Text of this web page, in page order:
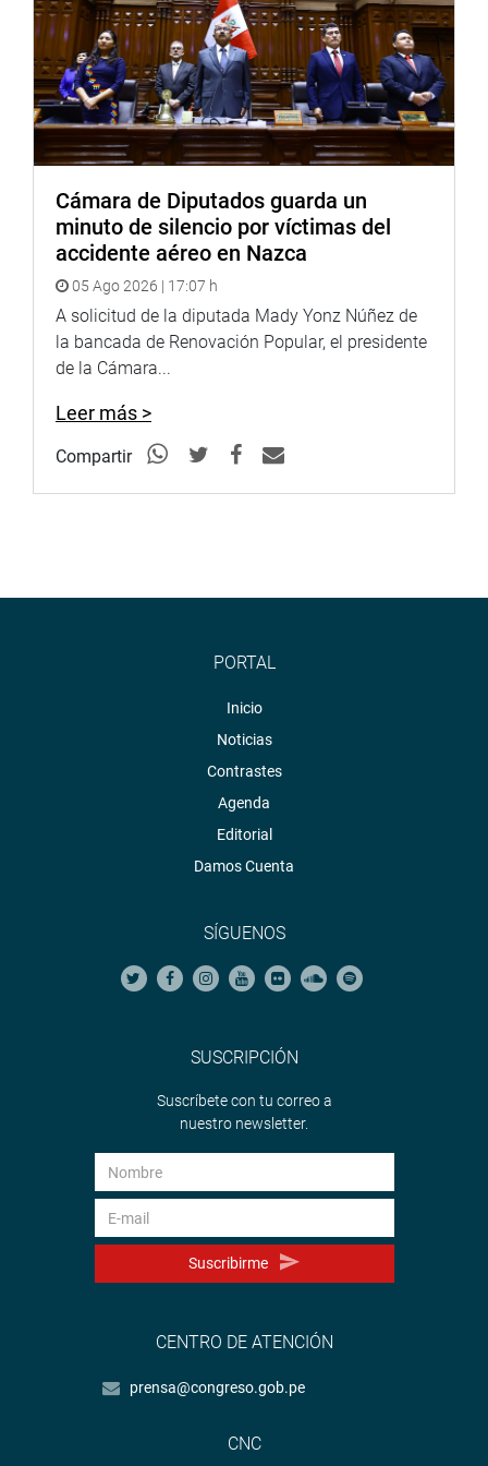
La unidad móvil está equipada con un mamógrafo de
última generación y será operado por personal
especializado de salud.
PRENSA-CONGRESO
Cámara de Diputados guarda un
minuto de silencio por víctimas del
accidente aéreo en Nazca
05 Ago 2026 | 17:07 h
A solicitud de la diputada Mady Yonz Núñez de
la bancada de Renovación Popular, el presidente
de la Cámara...
Leer más >
Compartir
PORTAL
Inicio
Noticias
Contrastes
Agenda
Editorial
Damos Cuenta
SÍGUENOS
SUSCRIPCIÓN
Suscríbete con tu correo a
nuestro newsletter.
Suscribirme
CENTRO DE ATENCIÓN
prensa@congreso.gob.pe
CNC